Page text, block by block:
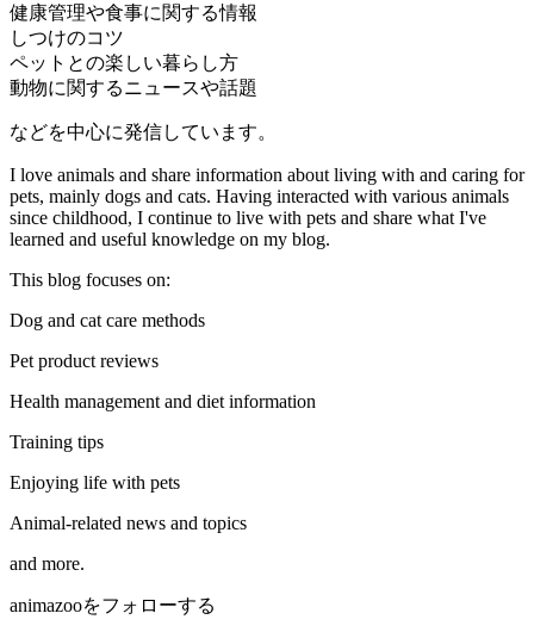
健康管理や食事に関する情報
しつけのコツ
ペットとの楽しい暮らし方
動物に関するニュースや話題
などを中心に発信しています。
I love animals and share information about living with and caring for
pets, mainly dogs and cats. Having interacted with various animals
since childhood, I continue to live with pets and share what I've
learned and useful knowledge on my blog.
This blog focuses on:
Dog and cat care methods
Pet product reviews
Health management and diet information
Training tips
Enjoying life with pets
Animal-related news and topics
and more.
animazooをフォローする